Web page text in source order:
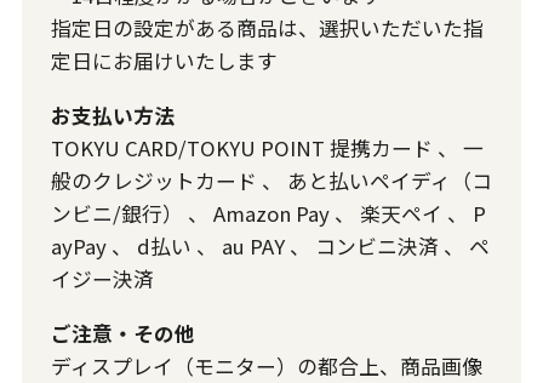
指定日の設定がある商品は、選択いただいた指
定日にお届けいたします
お支払い方法
TOKYU CARD/TOKYU POINT 提携カード 、 一
般のクレジットカード 、 あと払いペイディ（コ
ンビニ/銀行）
、 Amazon Pay、 楽天ペイ 、 P
ayPay、 d払い 、 au PAY、 コンビニ決済 、 ペ
イジー決済
ご注意・その他
ディスプレイ（モニター）の都合上、商品画像